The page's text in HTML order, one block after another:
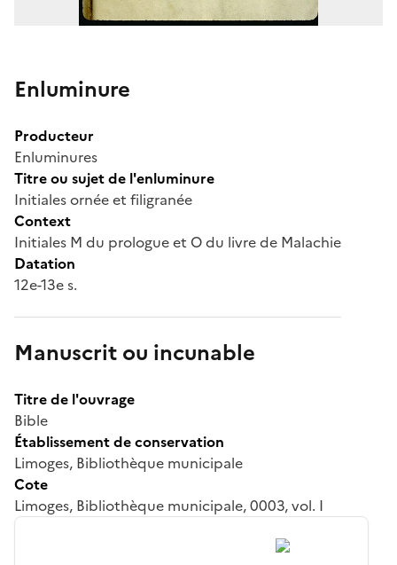
Enluminure
Producteur
Enluminures
Titre ou sujet de l'enluminure
Initiales ornée et filigranée
Context
Initiales M du prologue et O du livre de Malachie
Datation
12e-13e s.
Manuscrit ou incunable
Titre de l'ouvrage
Bible
Établissement de conservation
Limoges, Bibliothèque municipale
Cote
Limoges, Bibliothèque municipale, 0003, vol. I